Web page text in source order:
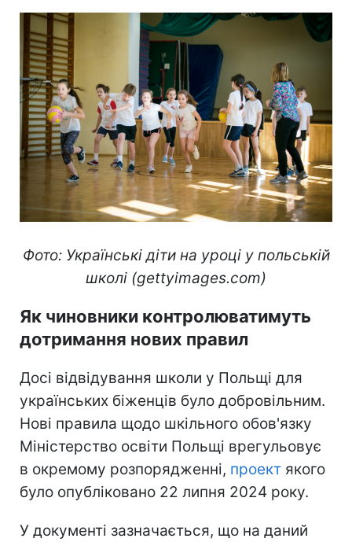
Фото: Українські діти на уроці у польській
школі (gettyimages.com)
Як чиновники контролюватимуть
дотримання нових правил
Досі відвідування школи у Польщі для
українських біженців було добровільним.
Нові правила щодо шкільного обов'язку
Міністерство освіти Польщі врегульовує
в окремому розпорядженні, проект якого
було опубліковано 22 липня 2024 року.
У документі зазначається, що на даний